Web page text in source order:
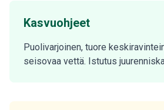
Kasvuohjeet
Puolivarjoinen, tuore
seisovaa vettä. Istutus